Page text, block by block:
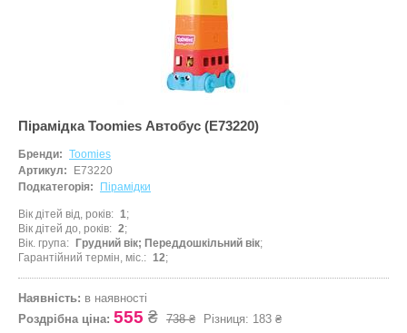
Пірамідка Toomies Автобус (E73220)
Бренди: Toomies
Артикул:
E73220
Подкатегорія:
Пірамідки
Вік дітей від, років
1
Вік дітей до, років
2
Вік. група
Грудний вік; Переддошкільний вік
Гарантійний термін, міс.
12
Наявність: в наявності
Роздрібна ціна: 555 ₴ 738 ₴ Різниця: 183 ₴